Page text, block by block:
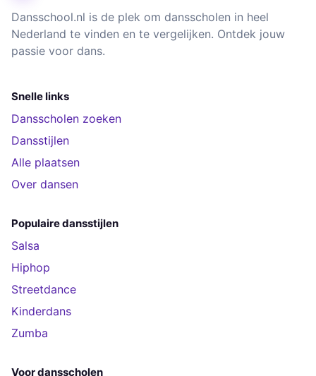
Dansschool.nl is de plek om dansscholen in heel
Nederland te vinden en te vergelijken. Ontdek jouw
passie voor dans.
Snelle links
Dansscholen zoeken
Dansstijlen
Alle plaatsen
Over dansen
Populaire dansstijlen
Salsa
Hiphop
Streetdance
Kinderdans
Zumba
Voor dansscholen